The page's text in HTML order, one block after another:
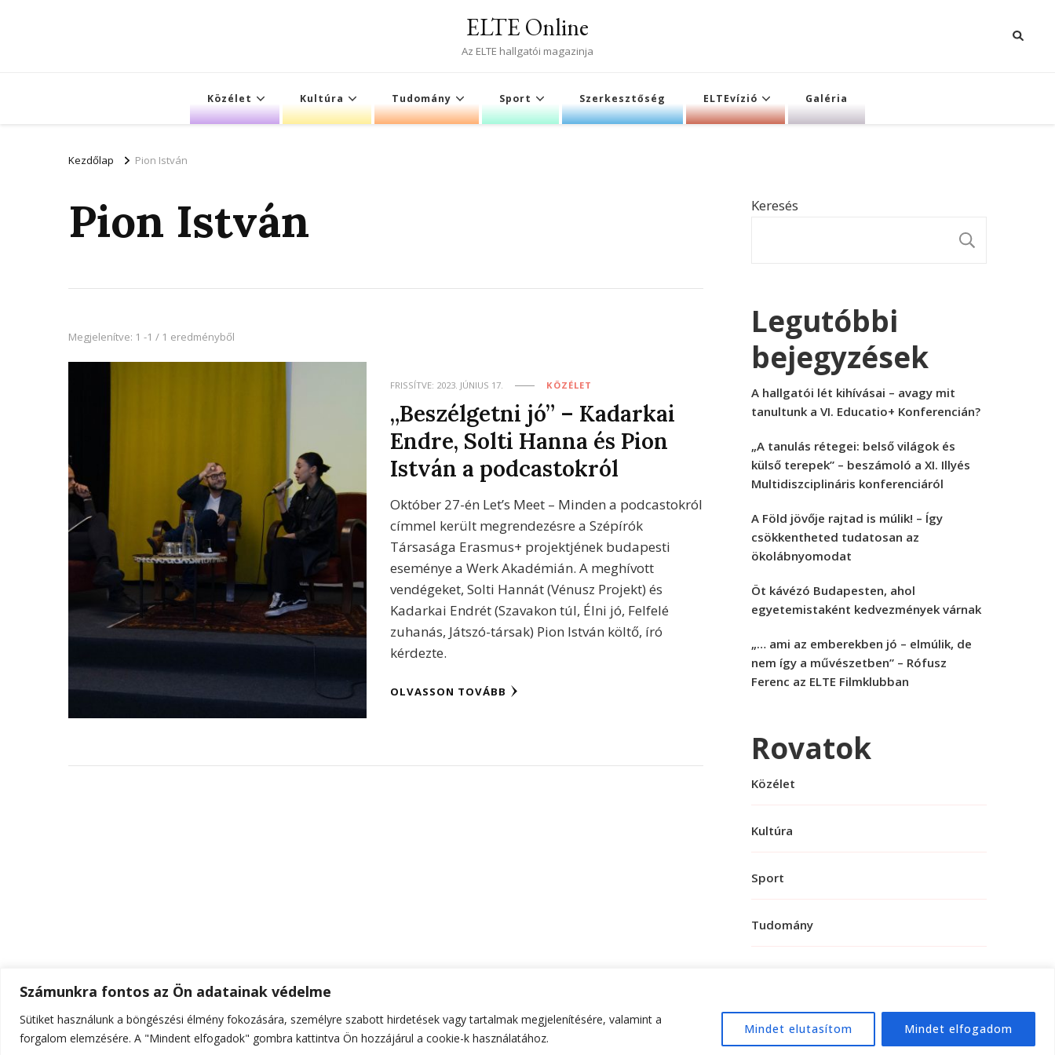
Számunkra fontos az Ön adatainak védelme
Sütiket használunk a böngészési élmény fokozására, személyre szabott hirdetések vagy tartalmak megjelenítésére, valamint a
forgalom elemzésére. A "Mindent elfogadok" gombra kattintva Ön hozzájárul a cookie-k használatához.
Mindet elutasítom Mindet elfogadom
ELTE Online
Az ELTE hallgatói magazinja
Közélet Kultúra Tudomány Sport Szerkesztőség ELTEvízió Galéria
Kezdőlap Pion István
Pion István
Megjelenítve: 1 -1 / 1 eredményből
FRISSÍTVE: 2023. JÚNIUS 17. KÖZÉLET
„Beszélgetni jó” – Kadarkai
Endre, Solti Hanna és Pion
István a podcastokról
Október 27-én Let’s Meet – Minden a podcastokról
címmel került megrendezésre a Szépírók
Társasága Erasmus+ projektjének budapesti
eseménye a Werk Akadémián. A meghívott
vendégeket, Solti Hannát (Vénusz Projekt) és
Kadarkai Endrét (Szavakon túl, Élni jó, Felfelé
zuhanás, Játszó-társak) Pion István költő, író
kérdezte.
OLVASSON TOVÁBB
Keresés
Legutóbbi
bejegyzések
A hallgatói lét kihívásai – avagy mit
tanultunk a VI. Educatio+ Konferencián?
„A tanulás rétegei: belső világok és
külső terepek” – beszámoló a XI. Illyés
Multidiszciplináris konferenciáról
A Föld jövője rajtad is múlik! – Így
csökkentheted tudatosan az
ökolábnyomodat
Öt kávézó Budapesten, ahol
egyetemistaként kedvezmények várnak
„… ami az emberekben jó – elmúlik, de
nem így a művészetben” – Rófusz
Ferenc az ELTE Filmklubban
Rovatok
Közélet
Kultúra
Sport
Tudomány
© Szerzői jog 2026ELTE Online . Minden jog fenntartva.Hello Fashion | Fejlesztette WordPress.